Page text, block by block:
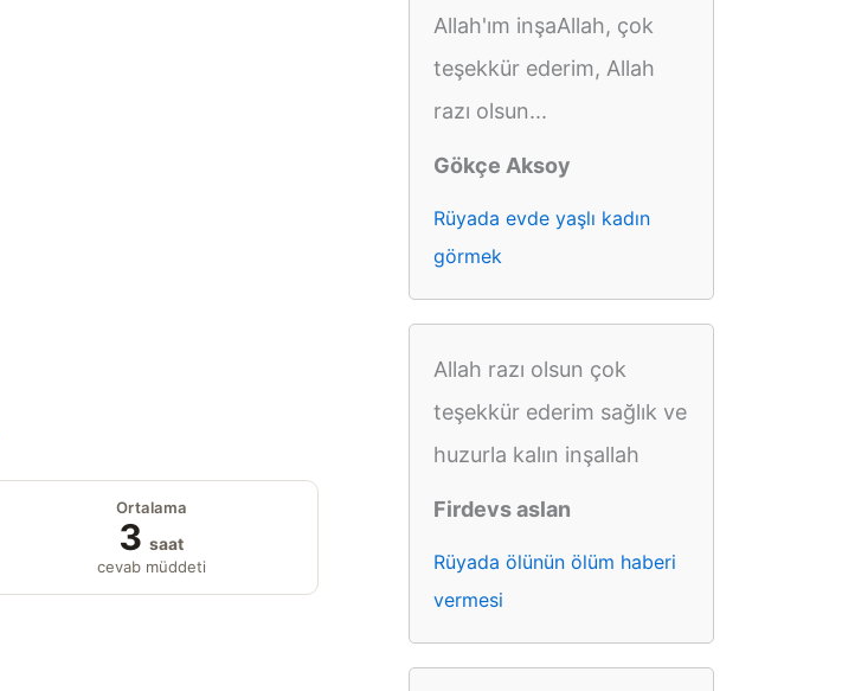
Ortalama
3 saat
cevab müddeti
Allah'ım inşaAllah, çok
teşekkür ederim, Allah
razı olsun...
Gökçe Aksoy
Rüyada evde yaşlı kadın
görmek
Allah razı olsun çok
teşekkür ederim sağlık ve
huzurla kalın inşallah
Firdevs aslan
Rüyada ölünün ölüm haberi
vermesi